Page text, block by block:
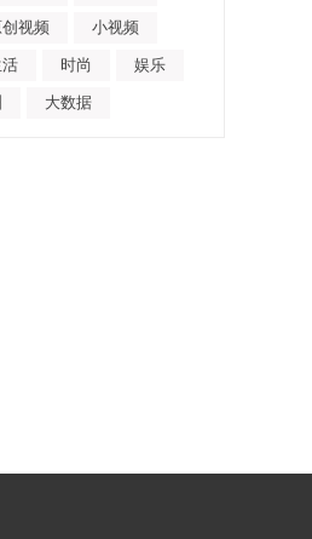
创视频 小视频
时尚 娱乐
大数据